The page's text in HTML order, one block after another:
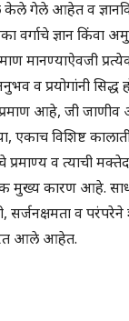
केले गेले आहेत व
वर्गाचे ज्ञान किंवा
मानण्याऐवजी
व प्रयोगांनी सिद्ध
आहे, जी
एकाच विशिष्ट
प्रमाण्य व त्याची
मुख्य कारण आहे.
सर्जनक्षमता व
आले आहेत.